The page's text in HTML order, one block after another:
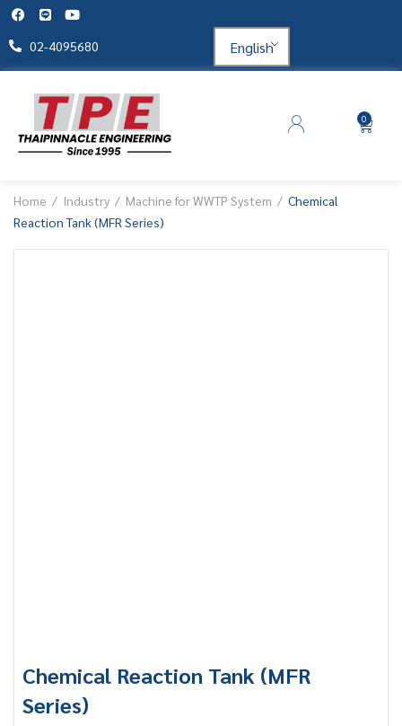
02-4095680 English
0
Home Industry Machine for WWTP System
Chemical
Reaction Tank (MFR Series)
Chemical Reaction Tank (MFR
Series)